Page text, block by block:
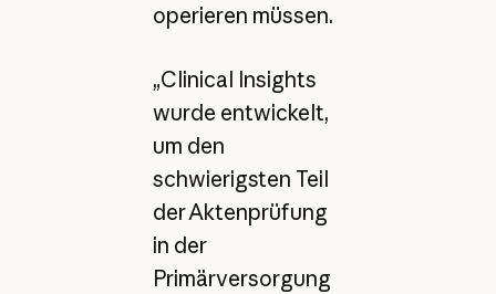
operieren müssen.
„Clinical Insights
wurde entwickelt,
um den
schwierigsten Teil
der Aktenprüfung
in der
Primärversorgung